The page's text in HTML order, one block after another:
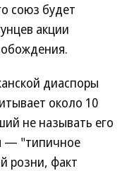
союз будет
акции
диаспоры
около 10
не называть его
— "типичное
розни, факт